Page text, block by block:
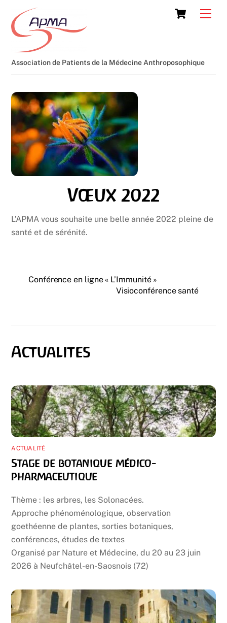
content
Cart
Association de Patients de la Médecine Anthroposophique
Vœux 2022
L’APMA vous souhaite une belle année 2022 pleine de
santé et de sérénité.
Conférence en ligne « L’Immunité »
Visioconférence santé
ACTUALITÉ
Stage de botanique médico-
pharmaceutique
Thème : les arbres, les Solonacées.
Approche phénoménologique, observation
goethéenne de plantes, sorties botaniques,
conférences, études de textes
Organisé par Nature et Médecine, du 20 au 23 juin
2026 à Neufchâtel-en-Saosnois (72)